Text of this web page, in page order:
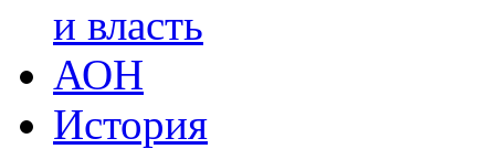
и власть
АОН
История